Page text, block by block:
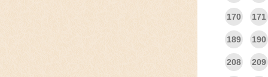
170 171
189 190
208 209